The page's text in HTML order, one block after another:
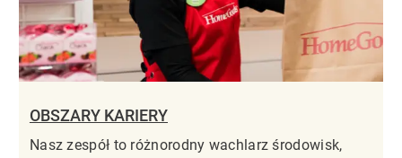
OBSZARY KARIERY
Nasz zespół to różnorodny wachlarz środowisk,